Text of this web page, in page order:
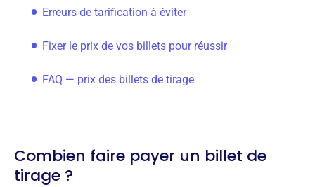
Erreurs de tarification à éviter
Fixer le prix de vos billets pour réussir
FAQ — prix des billets de tirage
Combien faire payer un billet de
tirage ?